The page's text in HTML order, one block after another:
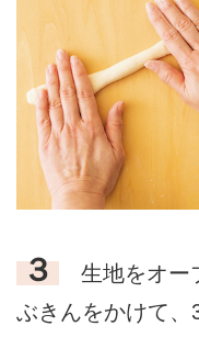
３
生地をオー
ぶきんをかけて、